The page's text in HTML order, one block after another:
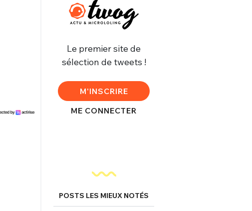
Le premier site de
sélection de tweets !
M'INSCRIRE
ME CONNECTER
POSTS LES MIEUX NOTÉS